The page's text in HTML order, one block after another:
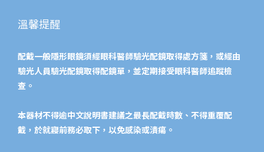
溫馨提醒
配戴一般隱形眼鏡須經眼科醫師驗光配鏡取得處方箋，或經由
驗光人員驗光配鏡取得配鏡單，並定期接受眼科醫師追蹤檢
查。
本器材不得逾中文說明書建議之最長配戴時數、不得重覆配
戴，於就寢前務必取下，以免感染或潰瘍。